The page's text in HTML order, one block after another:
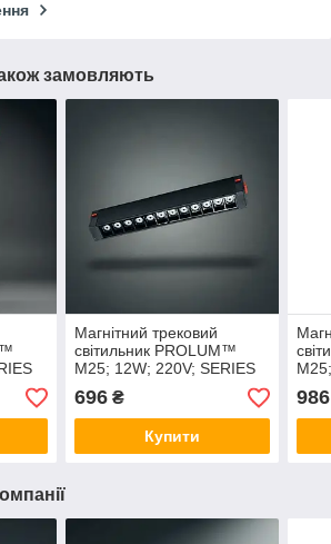
замовляють
Магнітний трековий
світильник PROLUM™
M25; 12W; 220V; SERIES
696₴
Купити
986